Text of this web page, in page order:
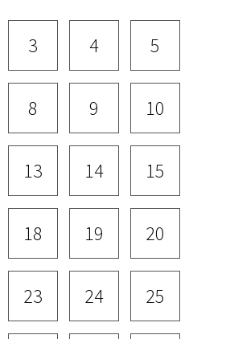
3 4 5
8 9 10
13 14 15
18 19 20
23 24 25